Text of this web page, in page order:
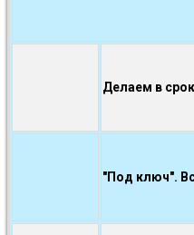
Делаем в
"Под ключ".